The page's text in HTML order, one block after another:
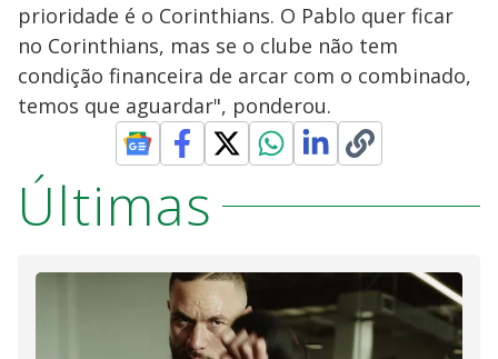
prioridade é o Corinthians. O Pablo quer ficar
no Corinthians, mas se o clube não tem
condição financeira de arcar com o combinado,
temos que aguardar", ponderou.
Últimas